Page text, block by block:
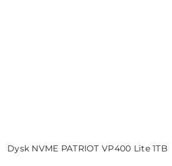
Dysk NVME PATRIOT VP400 Lite 1TB